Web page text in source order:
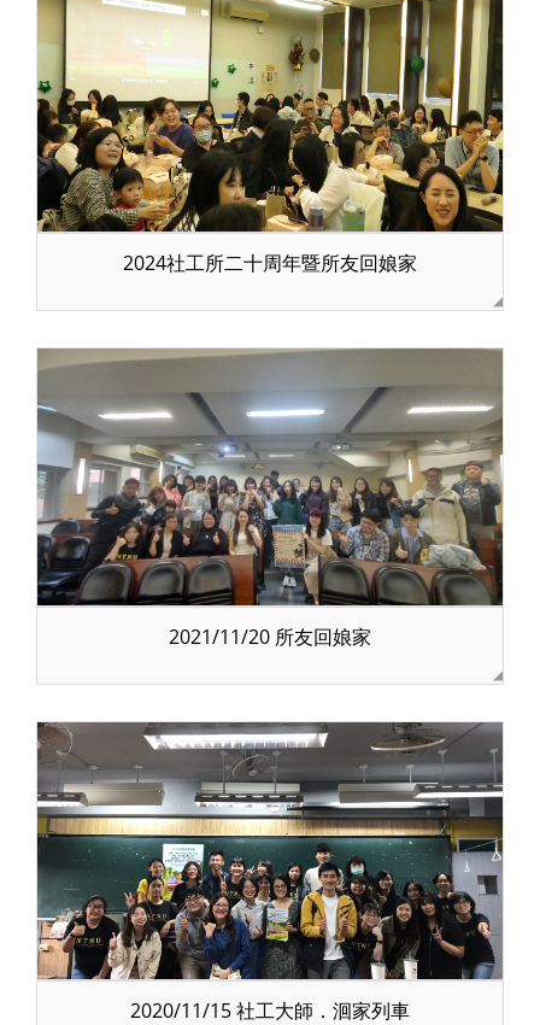
2024社工所二十周年暨所友回娘家
2021/11/20 所友回娘家
2020/11/15 社工大師．洄家列車